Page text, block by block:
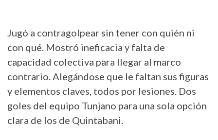
Jugó a contragolpear sin tener con quién ni
con qué. Mostró ineficacia y falta de
capacidad colectiva para llegar al marco
contrario. Alegándose que le faltan sus figuras
y elementos claves, todos por lesiones. Dos
goles del equipo Tunjano para una sola opción
clara de los de Quintabani.